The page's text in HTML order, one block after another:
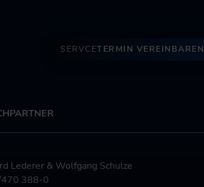
SERVCETERMIN VEREINBAREN
Lederer & Wolfgang Schulze
388-0